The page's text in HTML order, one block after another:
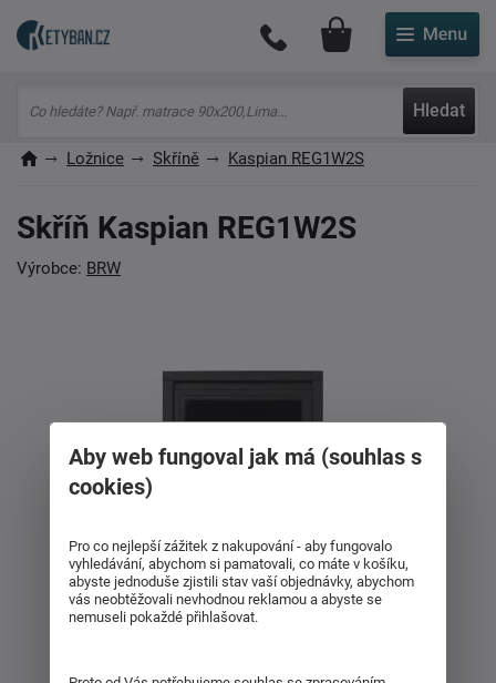
Hledat
Můj účet
Ložnice Skříně Kaspian REG1W2S
Skříň Kaspian REG1W2S
Výrobce: BRW
Aby web fungoval jak má (souhlas s
cookies)
Pro co nejlepší zážitek z nakupování - aby fungovalo
vyhledávání, abychom si pamatovali, co máte v košíku,
abyste jednoduše zjistili stav vaší objednávky, abychom
vás neobtěžovali nevhodnou reklamou a abyste se
nemuseli pokaždé přihlašovat.